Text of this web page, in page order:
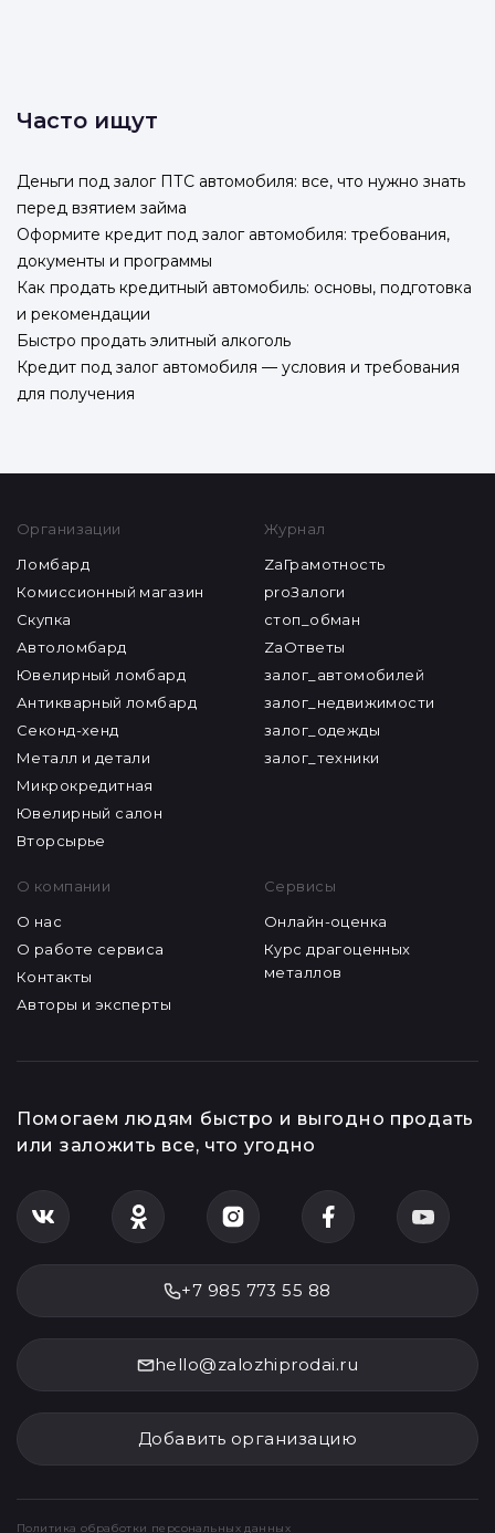
Часто ищут
Деньги под залог ПТС автомобиля: все, что нужно знать
перед взятием займа
Оформите кредит под залог автомобиля: требования,
документы и программы
Как продать кредитный автомобиль: основы, подготовка
и рекомендации
Быстро продать элитный алкоголь
Кредит под залог автомобиля — условия и требования
для получения
Организации
Ломбард
Комиссионный магазин
Скупка
Автоломбард
Ювелирный ломбард
Антикварный ломбард
Секонд-хенд
Металл и детали
Микрокредитная
Ювелирный салон
Вторсырье
Журнал
ZaГрамотность
proЗалоги
стоп_обман
ZaОтветы
залог_автомобилей
залог_недвижимости
залог_одежды
залог_техники
О компании
О нас
О работе сервиса
Контакты
Авторы и эксперты
Сервисы
Онлайн-оценка
Курс драгоценных
металлов
Помогаем людям быстро и выгодно продать
или заложить все, что угодно
+7 985 773 55 88
hello@zalozhiprodai.ru
Добавить организацию
Политика обработки персональных данных